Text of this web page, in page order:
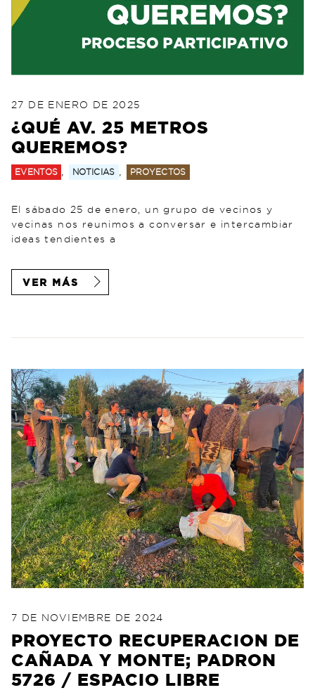
POSTED ON
27 DE ENERO DE 2025
¿QUÉ AV. 25 METROS
QUEREMOS?
EVENTOS NOTICIAS PROYECTOS
El sábado 25 de enero, un grupo de vecinos y
vecinas nos reunimos a conversar e intercambiar
ideas tendientes a
VER MÁS
POSTED ON
7 DE NOVIEMBRE DE 2024
PROYECTO RECUPERACION DE
CAÑADA Y MONTE; PADRON
5726 / ESPACIO LIBRE